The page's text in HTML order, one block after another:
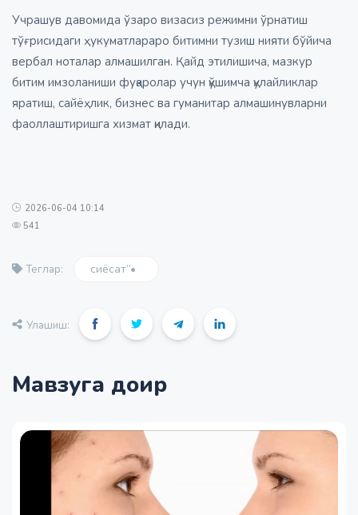
Учрашув давомида ўзаро визасиз режимни ўрнатиш
тўғрисидаги ҳукуматлараро битимни тузиш нияти бўйича
вербал ноталар алмашилган. Қайд этилишича, мазкур
битим имзоланиши фуқаролар учун қўшимча қулайликлар
яратиш, сайёҳлик, бизнес ва гуманитар алмашинувларни
фаоллаштиришга хизмат қилади.
2026-06-04 10:14
541
Теглар: сиёсат”•
Улашиш:
Мавзуга доир